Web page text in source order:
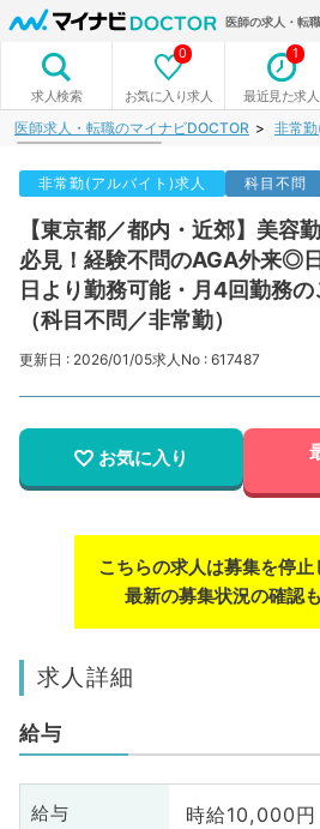
医師の求人・転
求人検索 お気に入り求人
0
最近見た求人
1
医師求人・転職のマイナビDOCTOR 非常
非常勤(アルバイト)求人 科目不問
【東京都／都内・近郊】美容
必見！経験不問のAGA外来◎
日より勤務可能・月4回勤務
（科目不問／非常勤）
更新日 : 2026/01/05求人No : 617487
お気に入り
こちらの求人は募集を停止
最新の募集状況の確認
求人詳細
給与
給与 時給10,000円